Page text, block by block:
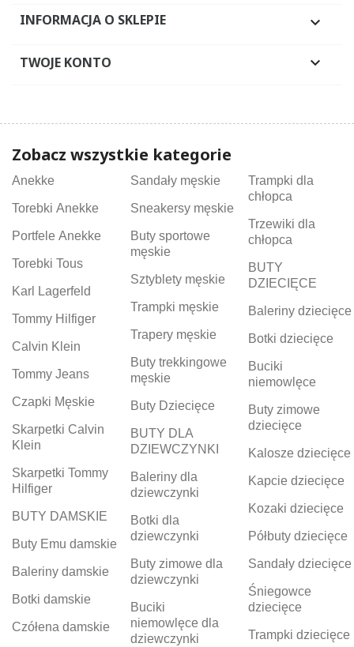
INFORMACJA O SKLEPIE 
TWOJE KONTO 
Zobacz wszystkie kategorie
Anekke
Torebki Anekke
Portfele Anekke
Torebki Tous
Karl Lagerfeld
Tommy Hilfiger
Calvin Klein
Tommy Jeans
Czapki Męskie
Skarpetki Calvin
Klein
Skarpetki Tommy
Hilfiger
BUTY DAMSKIE
Buty Emu damskie
Baleriny damskie
Botki damskie
Czółena damskie
Sandały męskie
Sneakersy męskie
Buty sportowe
męskie
Sztyblety męskie
Trampki męskie
Trapery męskie
Buty trekkingowe
męskie
Buty Dziecięce
BUTY DLA
DZIEWCZYNKI
Baleriny dla
dziewczynki
Botki dla
dziewczynki
Buty zimowe dla
dziewczynki
Buciki
niemowlęce dla
dziewczynki
Trampki dla
chłopca
Trzewiki dla
chłopca
BUTY
DZIECIĘCE
Baleriny dziecięce
Botki dziecięce
Buciki
niemowlęce
Buty zimowe
dziecięce
Kalosze dziecięce
Kapcie dziecięce
Kozaki dziecięce
Półbuty dziecięce
Sandały dziecięce
Śniegowce
dziecięce
Trampki dziecięce